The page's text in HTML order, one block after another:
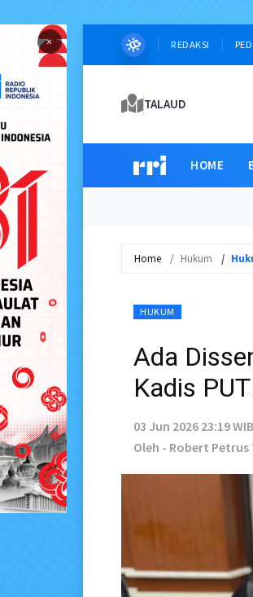
× REDAKSI
TALAUD
HOME
Home Hukum
HUKUM
Ada
Kadis
03 Jun 2026 23:19 WIB
Oleh - Robert